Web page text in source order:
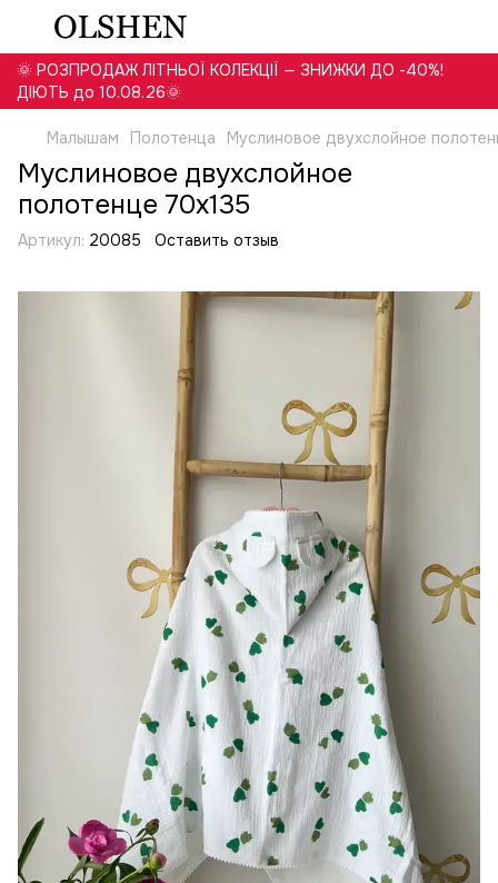
🌞 РОЗПРОДАЖ ЛІТНЬОЇ КОЛЕКЦІЇ — ЗНИЖКИ ДО -40%!
ДІЮТЬ до 10.08.26🌞
Малышам Полотенца Муслиновое двухслойное
Муслиновое двухслойное
полотенце 70х135
Артикул: 20085 Оставить отзыв